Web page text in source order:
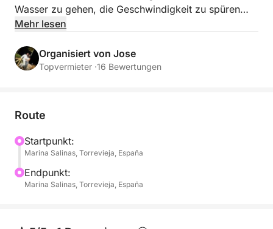
Wasser zu gehen, die Geschwindigkeit zu spüren
und direkt ins Abenteuer einzutauchen.
Entlang der Küste von Torrevieja erreichen Sie
schnell klares, einladendes Wasser, wo der Spaß
sich mühelos an.
An Bord genießen Sie:
- Schneller Zugang zu wunderschönen Badeplätzen
entlang der Küste
Mehr lesen
Organisiert von Jose
Topvermieter ·16 Bewertungen
Route
Startpunkt:
Marina Salinas, Torrevieja, España
Endpunkt:
Marina Salinas, Torrevieja, España